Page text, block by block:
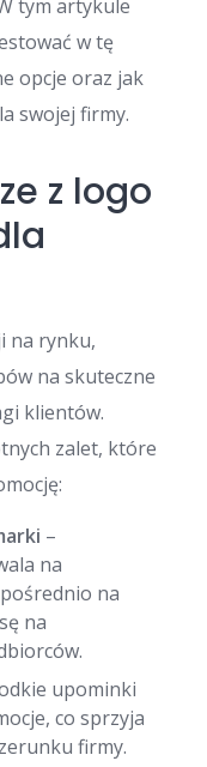
tym artykule
w tę
opcje oraz jak
swojej firmy.
z logo
na rynku,
na skuteczne
klientów.
zalet, które
–
na
na
na
upominki
co sprzyja
firmy.